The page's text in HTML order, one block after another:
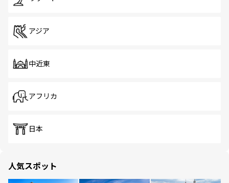
アジア
中近東
アフリカ
日本
人気スポット